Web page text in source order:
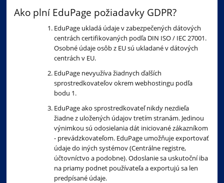
Ako plní EduPage požiadavky GDPR?
EduPage ukladá údaje v zabezpečených dátových
centrách certifikovaných podľa DIN ISO / IEC 27001.
Osobné údaje osôb z EU sú ukladané v dátových
centrách v EU.
EduPage nevyužíva žiadnych ďalších
sprostredkovateľov okrem webhostingu podľa
bodu 1.
EduPage ako sprostredkovateľ nikdy nezdieľa
žiadne z uložených údajov tretím stranám. Jedinou
výnimkou sú odosielania dát iniciované zákazníkom
- prevádzkovateľom. EduPage umožňuje exportovať
údaje do iných systémov (Centrálne registre,
účtovníctvo a podobne). Odoslanie sa uskutoční iba
na priamy podnet používateľa a exportujú sa len
predpísané údaje.